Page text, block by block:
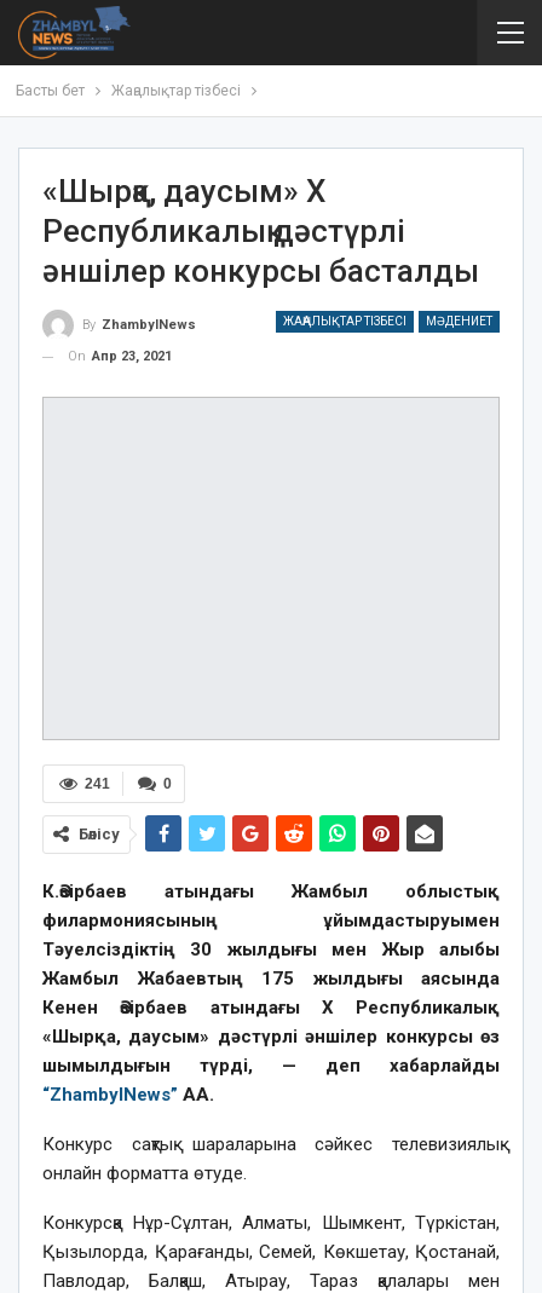
Басты бет Жаңалықтар тізбесі
«Шырқа, даусым» Х
Республикалық дәстүрлі
әншілер конкурсы басталды
ЖАҢАЛЫҚТАР ТІЗБЕСІ МӘДЕНИЕТ
By ZhambylNews
On Апр 23, 2021
0
241
Бөлісу
К.Әзірбаев атындағы Жамбыл облыстық
филармониясының ұйымдастыруымен
Тәуелсіздіктің 30 жылдығы мен Жыр алыбы
Жамбыл Жабаевтың 175 жылдығы аясында
Кенен Әзірбаев атындағы Х Республикалық
«Шырқа, даусым» дәстүрлі әншілер конкурсы өз
шымылдығын түрді, — деп хабарлайды
“ZhambylNews” АА.
Конкурс сақтық шараларына сәйкес телевизиялық
онлайн форматта өтуде.
Конкурсқа Нұр-Сұлтан, Алматы, Шымкент, Түркістан,
Қызылорда, Қарағанды, Семей, Көкшетау, Қостанай,
Павлодар, Балқаш, Атырау, Тараз қалалары мен